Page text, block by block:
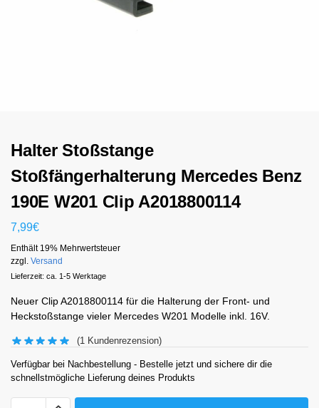
Halter Stoßstange
Stoßfängerhalterung Mercedes Benz
190E W201 Clip A2018800114
7,99€
Enthält 19% Mehrwertsteuer
zzgl. Versand
Lieferzeit: ca. 1-5 Werktage
Neuer Clip A2018800114 für die Halterung der Front- und
Heckstoßstange vieler Mercedes W201 Modelle inkl. 16V.
(1 Kundenrezension)
Verfügbar bei Nachbestellung - Bestelle jetzt und sichere dir die
schnellstmögliche Lieferung deines Produkts